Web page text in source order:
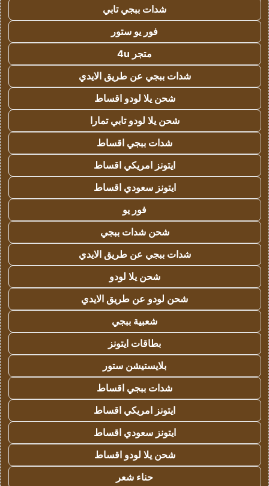
شدات ببجي تابي
فور يو ستور
متجر 4u
شدات ببجي عن طريق الايدي
شحن يلا لودو اقساط
شحن يلا لودو تابي تمارا
شدات ببجي اقساط
ايتونز امريكي اقساط
ايتونز سعودي اقساط
فور يو
شحن شدات ببجي
شدات ببجي عن طريق الايدي
شحن يلا لودو
شحن لودو عن طريق الايدي
شعبية ببجي
بطاقات ايتونز
بلايستيشن ستور
شدات ببجي اقساط
ايتونز امريكي اقساط
ايتونز سعودي اقساط
شحن يلا لودو اقساط
حناء شعر